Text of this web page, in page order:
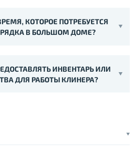
КОТОРОЕ ПОТРЕБУЕТСЯ
В БОЛЬШОМ ДОМЕ?
ИНВЕНТАРЬ ИЛИ
ДЛЯ РАБОТЫ КЛИНЕРА?